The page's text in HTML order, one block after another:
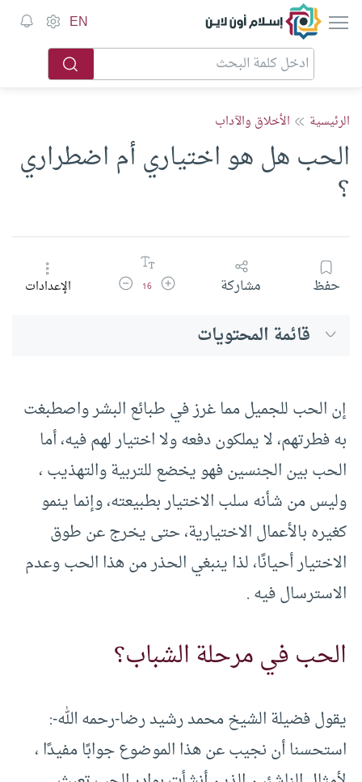
إسلام أون لاين EN
الرئيسية الأخلاق والآداب
الحب هل هو اختياري أم اضطراري
؟
حفظ مشاركة زيادة حجم الخط
16 تقليل حجم الخطالإعدادات
قائمة المحتويات
إن الحب للجميل مما غرز في طبائع البشر واصطبغت
به فطرتهم، لا يملكون دفعه ولا اختيار لهم فيه، أما
الحب بين الجنسين فهو يخضع للتربية والتهذيب ،
وليس من شأنه سلب الاختيار بطبيعته، وإنما ينمو
كغيره بالأعمال الاختيارية، حتى يخرج عن طوق
الاختيار أحيانًا، لذا ينبغي الحذر من هذا الحب وعدم
الاسترسال فيه .
الحب في مرحلة الشباب؟
يقول فضيلة الشيخ محمد رشيد رضا-رحمه الله-:
استحسنا أن نجيب عن هذا الموضوع جوابًا مفيدًا ،